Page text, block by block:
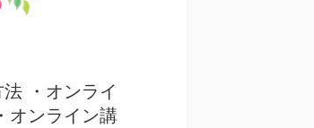
・オンライ
オンライン講